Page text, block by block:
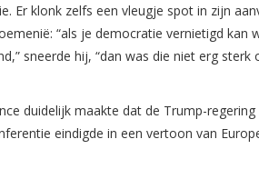
Er klonk zelfs een vleugje spot in zijn
“als je democratie vernietigd kan
sneerde hij, “dan was die niet erg sterk
duidelijk maakte dat de Trump-regering
eindigde in een vertoon van